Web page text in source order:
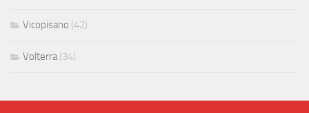
Vicopisano (42)
Volterra (34)